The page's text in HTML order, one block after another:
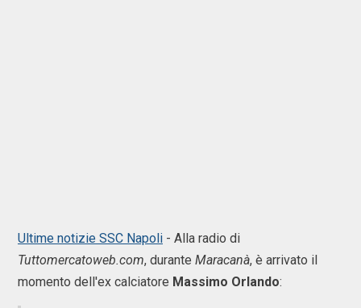
Ultime notizie SSC Napoli - Alla radio di
Tuttomercatoweb.com, durante Maracanà, è arrivato il
momento dell'ex calciatore Massimo Orlando: